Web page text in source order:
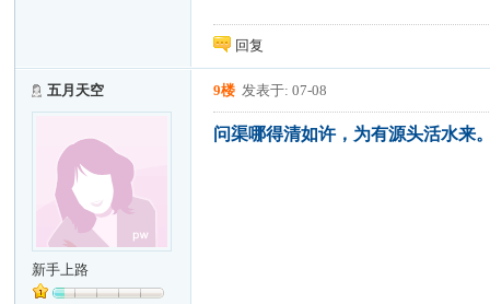
回复
五月天空
新手上路
9楼 发表于: 07-08
问渠哪得清如许，为有源头活水来